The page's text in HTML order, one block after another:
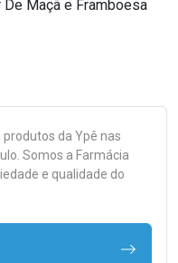
Maçã e Framboesa
produtos da Ypê nas
Somos a Farmácia
e qualidade do